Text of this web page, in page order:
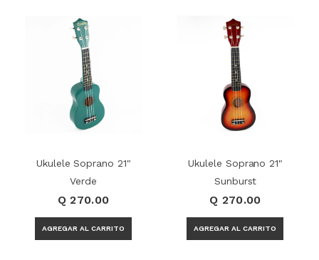
Ukulele Soprano 21"
Verde
Q 270.00
Ukulele Soprano 21"
Sunburst
Q 270.00